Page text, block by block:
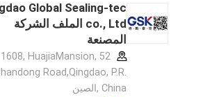
Global Sealing-tec
co., Ltd الملف الشركة
المصنعة
HuajiaMansion, 52
Road,Qingdao, P.R.
China ,الصين